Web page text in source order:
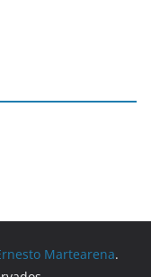
Martearena.